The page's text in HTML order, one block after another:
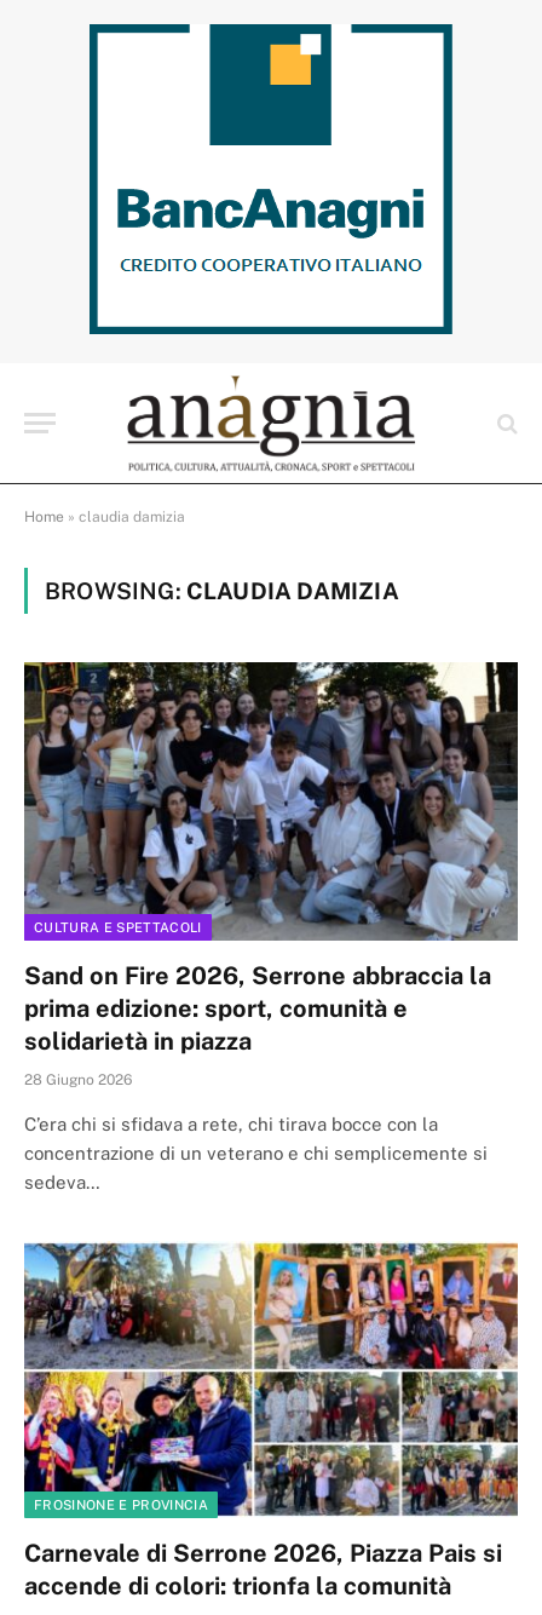
Home » claudia damizia
BROWSING: CLAUDIA DAMIZIA
CULTURA E SPETTACOLI
Sand on Fire 2026, Serrone abbraccia la
prima edizione: sport, comunità e
solidarietà in piazza
28 Giugno 2026
C’era chi si sfidava a rete, chi tirava bocce con la
concentrazione di un veterano e chi semplicemente si
sedeva…
FROSINONE E PROVINCIA
Carnevale di Serrone 2026, Piazza Pais si
accende di colori: trionfa la comunità